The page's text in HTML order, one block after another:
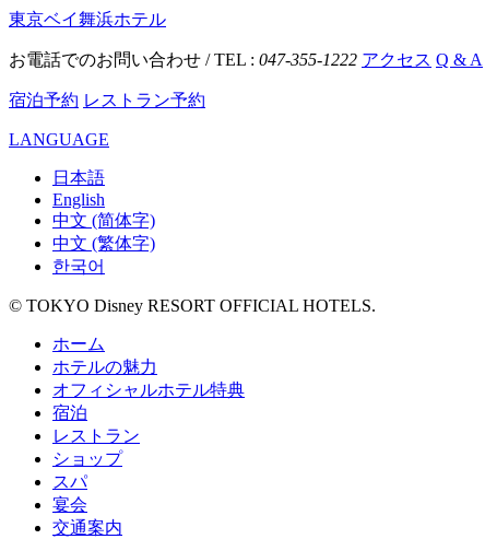
東京ベイ舞浜ホテル
お電話でのお問い合わせ / TEL : 047-355-1222 アクセス Q & A
宿泊予約 レストラン予約
LANGUAGE
日本語
English
中文 (简体字)
中文 (繁体字)
한국어
© TOKYO Disney RESORT OFFICIAL HOTELS.
ホーム
ホテルの魅力
オフィシャルホテル特典
宿泊
レストラン
ショップ
スパ
宴会
交通案内